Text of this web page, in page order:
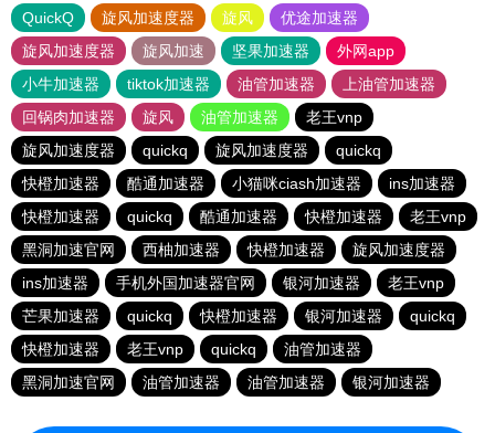
QuickQ 旋风加速度器 旋风
优途加速器
旋风加速度器
旋风加速 坚果加速器
外网app
小牛加速器
tiktok加速器 油管加速器
上油管加速器
回锅肉加速器
旋风 油管加速器
老王vnp
旋风加速度器
quickq 旋风加速度器
quickq
快橙加速器
酷通加速器 小猫咪ciash加速器
ins加速器
快橙加速器
quickq 酷通加速器 快橙加速器
老王vnp
黑洞加速官网
西柚加速器 快橙加速器
旋风加速度器
ins加速器
手机外国加速器官网 银河加速器
老王vnp
芒果加速器
quickq 快橙加速器 银河加速器
quickq
快橙加速器
老王vnp quickq
油管加速器
黑洞加速官网
油管加速器 油管加速器 银河加速器